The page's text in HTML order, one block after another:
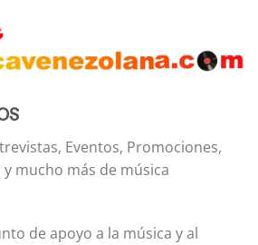
Eventos, Promociones,
mucho más de música
de apoyo a la música y al